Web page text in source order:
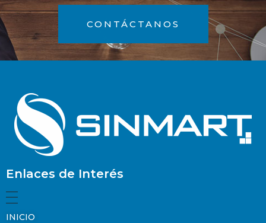
CONTÁCTANOS
Enlaces de Interés
INICIO